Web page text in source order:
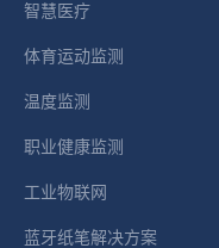
window
智慧医疗
体育运动监测
温度监测
职业健康监测
工业物联网
蓝牙纸笔解决方案